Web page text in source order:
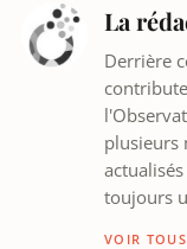
La
Derrière
plusieurs
toujours
VOIR